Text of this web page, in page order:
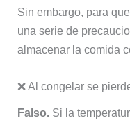
Sin embargo, para
una serie de
almacenar la comida
❌ Al congelar se
Falso. Si la